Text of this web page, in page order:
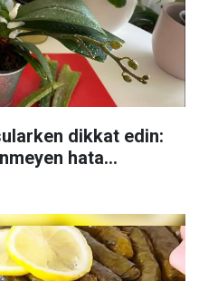
dikkat edin:
hata...